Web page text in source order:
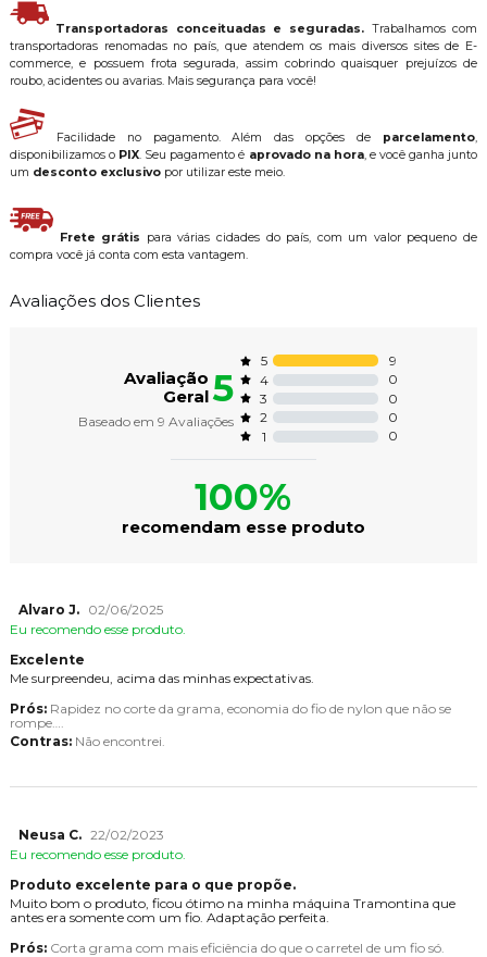
Transportadoras conceituadas e seguradas. Trabalhamos com
transportadoras renomadas no país, que atendem os mais diversos sites de E-
commerce, e possuem frota segurada, assim cobrindo quaisquer prejuízos de
roubo, acidentes ou avarias. Mais segurança para você!
Facilidade no pagamento. Além das opções de parcelamento,
disponibilizamos o PIX. Seu pagamento é aprovado na hora, e você ganha junto
um desconto exclusivopor utilizar este meio.
Frete grátis para várias cidades do país, com um valor pequeno de
compra você já conta com esta vantagem.
Avaliações dos Clientes
Avaliação
Geral5
Baseado em9 Avaliações
5
9
4
0
3
0
2
0
1
0
100%
recomendam esse produto
Alvaro J.
02/06/2025
Eu recomendo esse produto.
Excelente
Me surpreendeu, acima das minhas expectativas.
Prós: Rapidez no corte da grama, economia do fio de nylon que não se
rompe….
Contras: Não encontrei.
Neusa C. 22/02/2023
Eu recomendo esse produto.
Produto excelente para o que propõe.
Muito bom o produto, ficou ótimo na minha máquina Tramontina que
antes era somente com um fio. Adaptação perfeita.
Prós: Corta grama com mais eficiência do que o carretel de um fio só.